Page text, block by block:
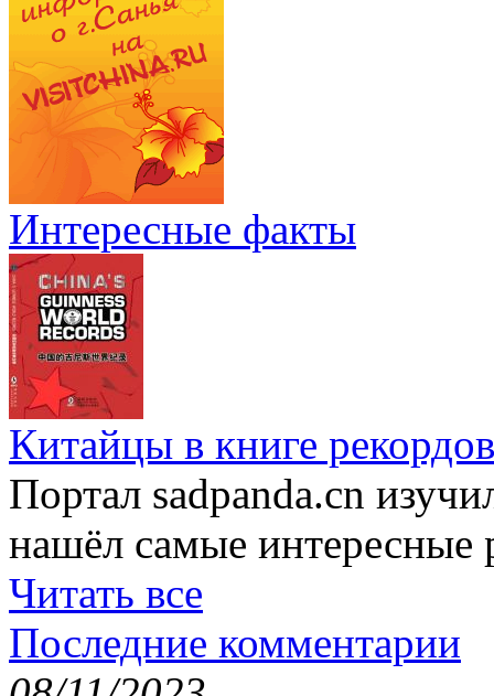
Интересные факты
Китайцы в книге
Портал sadpanda.cn
нашёл самые интересные
Читать все
Последние комментарии